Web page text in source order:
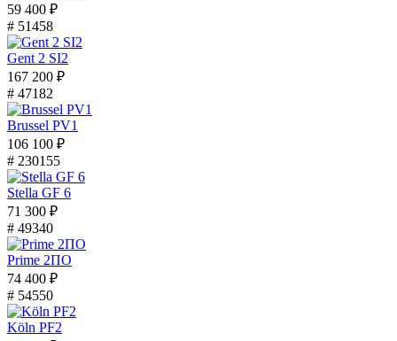
59 400 ₽
# 51458
Gent 2 SI2
167 200 ₽
# 47182
Brussel PV1
106 100 ₽
# 230155
Stella GF 6
71 300 ₽
# 49340
Prime 2ПО
74 400 ₽
# 54550
Köln PF2